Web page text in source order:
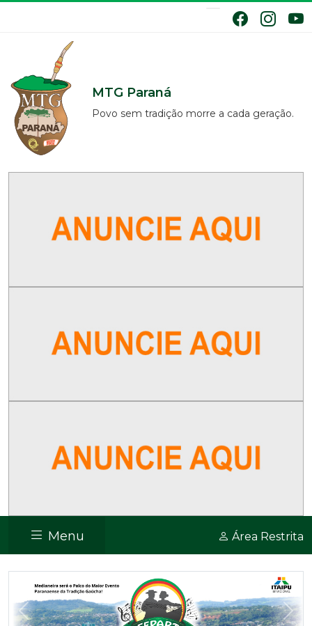
MTG Paraná
Povo sem tradição morre a cada geração.
Menu Área Restrita
Previous